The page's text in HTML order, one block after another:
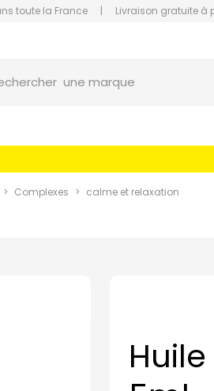
toute la France | Livraison gratuite à
Complexes calme et relaxation